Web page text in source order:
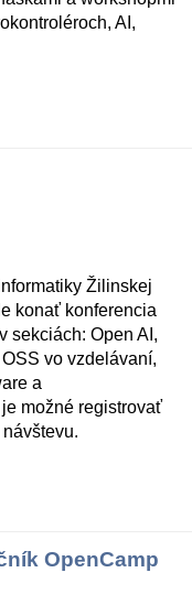
AI,
Žilinskej
konať konferencia
sekciách: Open AI,
vo vzdelávaní,
a
možné registrovať
OpenCamp